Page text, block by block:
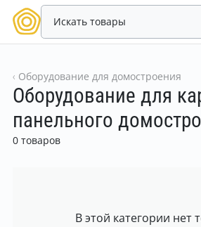
Оборудование для домостроения
Оборудование для
панельного
0 товаров
В этой категории нет